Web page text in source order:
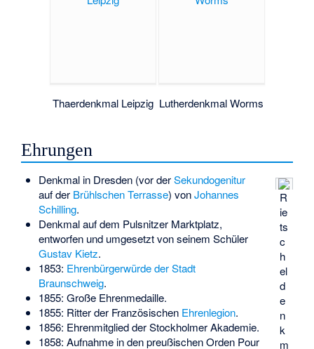
Thaerdenkmal Leipzig Lutherdenkmal Worms
Ehrungen
R
ie
ts
c
h
el
d
e
n
k
m
Denkmal in Dresden (vor derSekundogenitur
auf der Brühlschen Terrasse) vonJohannes
Schilling.
Denkmal auf dem Pulsnitzer Marktplatz,
entworfen und umgesetzt von seinem Schüler
Gustav Kietz.
1853: Ehrenbürgerwürde der Stadt
Braunschweig.
1855: Große Ehrenmedaille.
1855: Ritter der Französischen Ehrenlegion.
1856: Ehrenmitglied der Stockholmer Akademie.
1858: Aufnahme in den preußischen Orden Pour